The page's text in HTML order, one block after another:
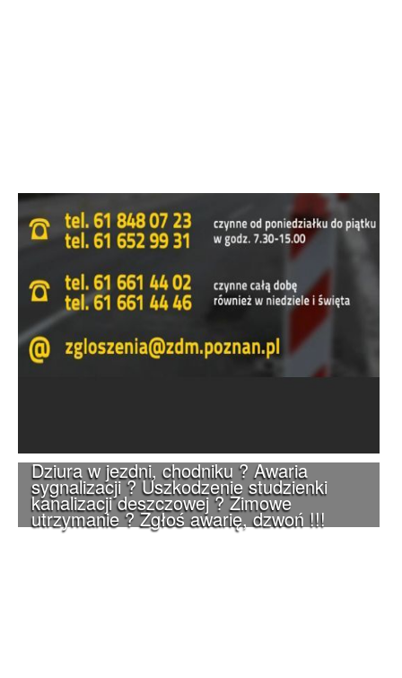
Dziura w jezdni, chodniku ? Awaria
sygnalizacji ? Uszkodzenie studzienki
kanalizacji deszczowej ? Zimowe
utrzymanie ? Zgłoś awarię, dzwoń !!!